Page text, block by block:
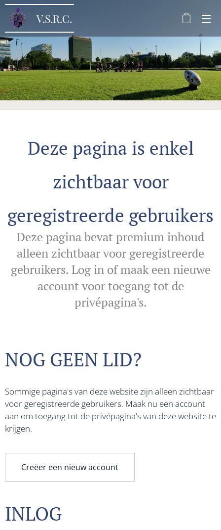
V.S.R.C.
Deze pagina is enkel
zichtbaar voor
geregistreerde gebruikers
Deze pagina bevat premium inhoud
alleen zichtbaar voor geregistreerde
gebruikers. Log in of maak een nieuwe
account voor toegang tot de
privépagina's.
NOG GEEN LID?
Sommige pagina's van deze website zijn alleen zichtbaar
voor geregistreerde gebruikers. Maak nu een account
aan om toegang tot de privépagina's van deze website te
krijgen.
Creëer een nieuw account
INLOG